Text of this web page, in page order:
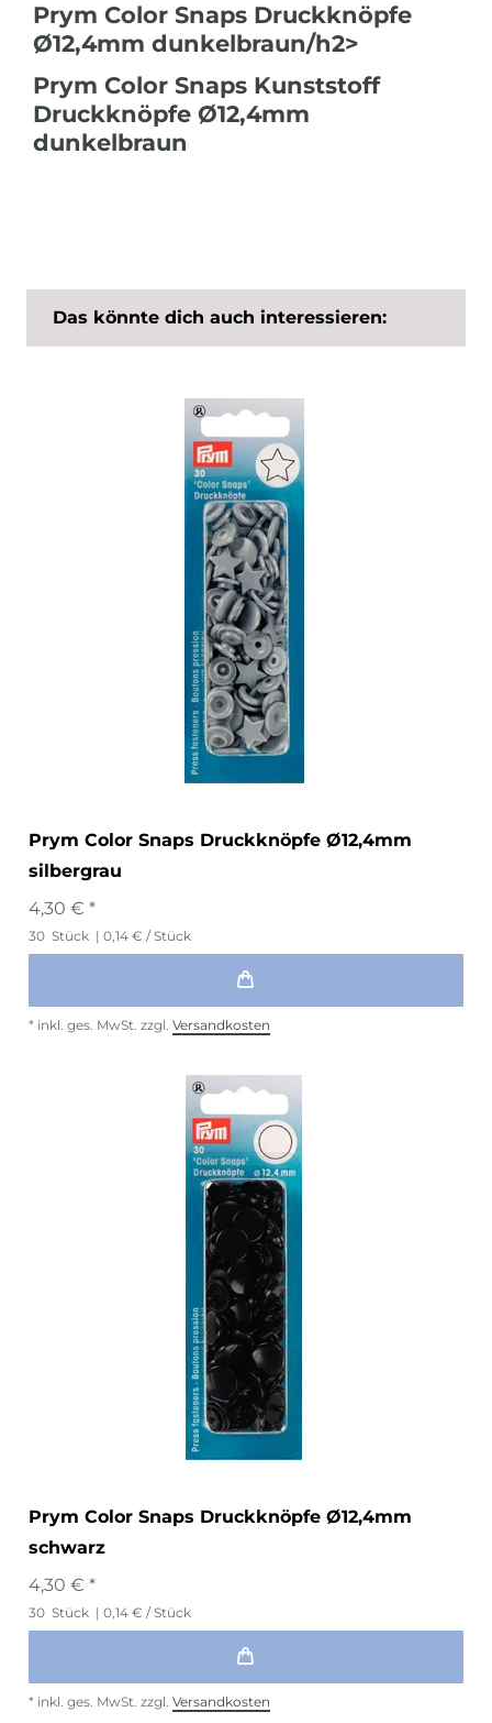
Prym Color Snaps Druckknöpfe
Ø12,4mm dunkelbraun/h2>
Prym Color Snaps Kunststoff
Druckknöpfe Ø12,4mm
dunkelbraun
Das könnte dich auch interessieren:
Prym Color Snaps Druckknöpfe Ø12,4mm
silbergrau
4,30 € *
30 Stück | 0,14 € / Stück
* inkl. ges. MwSt. zzgl. Versandkosten
Prym Color Snaps Druckknöpfe Ø12,4mm
schwarz
4,30 € *
30 Stück | 0,14 € / Stück
* inkl. ges. MwSt. zzgl. Versandkosten